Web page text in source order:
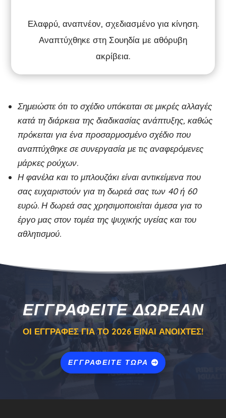
Ελαφρύ, αναπνέον, σχεδιασμένο για κίνηση.
Αναπτύχθηκε στη Σουηδία με αθόρυβη
ακρίβεια.
Σημειώστε ότι το σχέδιο υπόκειται σε μικρές αλλαγές
κατά τη διάρκεια της διαδικασίας ανάπτυξης, καθώς
πρόκειται για ένα προσαρμοσμένο σχέδιο που
αναπτύχθηκε σε συνεργασία με τις αναφερόμενες
μάρκες ρούχων.
Η φανέλα και το μπλουζάκι είναι αντικείμενα που
σας ευχαριστούν για τη δωρεά σας των 40 ή 60
ευρώ. Η δωρεά σας χρησιμοποιείται άμεσα για το
έργο μας στον τομέα της ψυχικής υγείας και του
αθλητισμού.
ΕΓΓΡΑΦΕΊΤΕ ΔΩΡΕΆΝ
ΟΙ ΕΓΓΡΑΦΈΣ ΓΙΑ ΤΟ 2026 ΕΊΝΑΙ ΑΝΟΙΧΤΈΣ!
ΕΓΓΡΑΦΕΊΤΕ ΤΏΡΑ